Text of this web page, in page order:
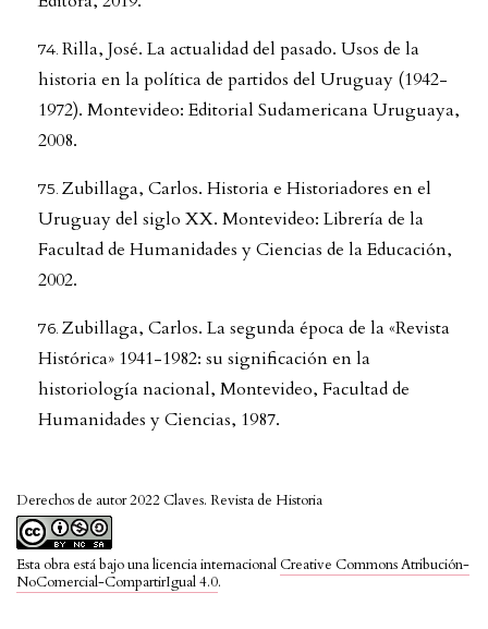
Derechos de autor 2022 Claves. Revista de Historia
Esta obra está bajo una licencia internacional Creative Commons Atribución-
NoComercial-CompartirIgual 4.0.
Rilla, José. La actualidad del pasado. Usos de la
historia en la política de partidos del Uruguay (1942-
1972). Montevideo: Editorial Sudamericana Uruguaya,
2008.
Zubillaga, Carlos. Historia e Historiadores en el
Uruguay del siglo XX. Montevideo: Librería de la
Facultad de Humanidades y Ciencias de la Educación,
2002.
Zubillaga, Carlos. La segunda época de la «Revista
Histórica» 1941-1982: su significación en la
historiología nacional, Montevideo, Facultad de
Humanidades y Ciencias, 1987.